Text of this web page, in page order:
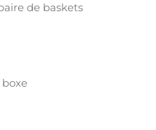
de baskets